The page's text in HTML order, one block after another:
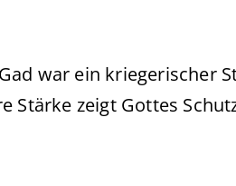
Gad war ein kriegerischer
Stärke zeigt Gottes